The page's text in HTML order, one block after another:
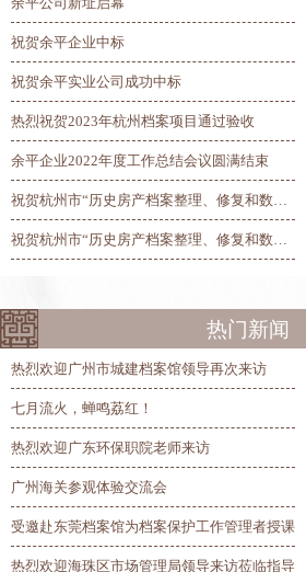
祝贺余平企业中标
祝贺余平实业公司成功中标
热烈祝贺2023年杭州档案项目通过验收
余平企业2022年度工作总结会议圆满结束
祝贺杭州市“历史房产档案整理、修复和数字化”项目总验收圆满完工
祝贺杭州市“历史房产档案整理、修复和数字化”项目第三阶段线上验收圆满完成
热门新闻
热烈欢迎广州市城建档案馆领导再次来访
七月流火，蝉鸣荔红！
热烈欢迎广东环保职院老师来访
广州海关参观体验交流会
受邀赴东莞档案馆为档案保护工作管理者授课
热烈欢迎海珠区市场管理局领导来访莅临指导